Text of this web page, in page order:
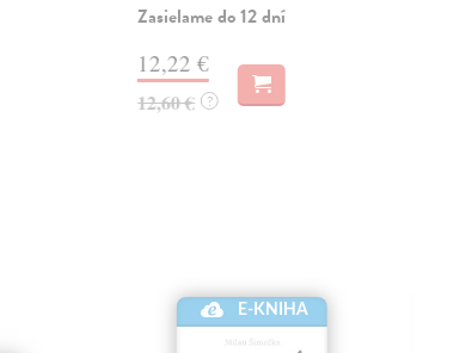
Zasielame do 12 dní
12,22 €
12,60 € ?
E-KNIHA